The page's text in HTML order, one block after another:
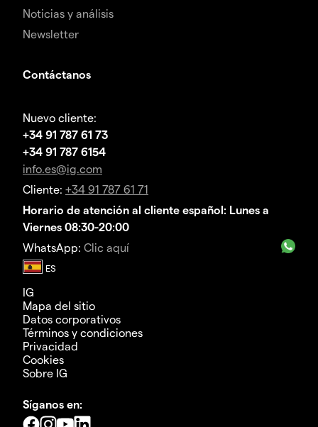
Noticias y análisis
Newsletter
Contáctanos
Nuevo cliente:
+34 91 787 61 73
+34 91 787 6154
info.es@ig.com
Cliente: +34 91 787 61 71
Horario de atención al cliente español: Lunes a
Viernes 08:30-20:00
WhatsApp: Clic aquí
IG
Mapa del sitio
Datos corporativos
Términos y condiciones
Privacidad
Cookies
Sobre IG
Síganos en: